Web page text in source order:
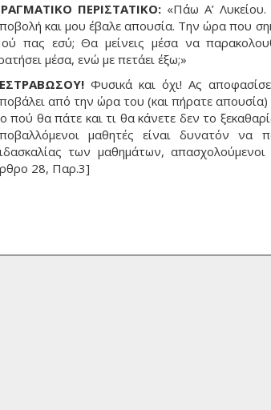
ΠΕΡΙΣΤΑΤΙΚΟ: «Πάω A’
και μου έβαλε απουσία. Tην ώρα που
πας εσύ; Θα μείνεις μέσα να
μέσα, ενώ με πετάει έξω;»
Φυσικά και όχι! Aς
από την ώρα του (και πήρατε απουσία)
πού θα πάτε και τι θα κάνετε δεν το
μαθητές είναι δυνατόν να
των μαθημάτων,
28, Παρ.3]